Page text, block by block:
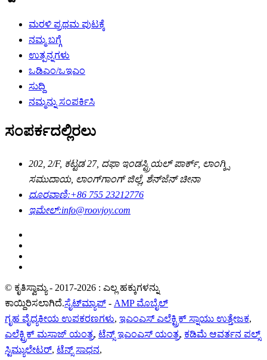
ಮರಳಿ ಪ್ರಥಮ ಪುಟಕ್ಕೆ
ನಮ್ಮ ಬಗ್ಗೆ
ಉತ್ಪನ್ನಗಳು
ಒಡಿಎಂ/ಒಇಎಂ
ಸುದ್ದಿ
ನಮ್ಮನ್ನು ಸಂಪರ್ಕಿಸಿ
ಸಂಪರ್ಕದಲ್ಲಿರಲು
202, 2/F, ಕಟ್ಟಡ 27, ದಫಾ ಇಂಡಸ್ಟ್ರಿಯಲ್ ಪಾರ್ಕ್, ಲಾಂಗ್ಕ್ಸಿ
ಸಮುದಾಯ, ಲಾಂಗ್‌ಗಾಂಗ್ ಜಿಲ್ಲೆ, ಶೆನ್‌ಜೆನ್ ಚೀನಾ
ದೂರವಾಣಿ:+86 755 23212776
ಇಮೇಲ್:info@roovjoy.com
© ಕೃತಿಸ್ವಾಮ್ಯ - 2017-2026 : ಎಲ್ಲ ಹಕ್ಕುಗಳನ್ನು
ಕಾಯ್ದಿರಿಸಲಾಗಿದೆ.ಸೈಟ್‌ಮ್ಯಾಪ್ - AMP ಮೊಬೈಲ್
ಗೃಹ ವೈದ್ಯಕೀಯ ಉಪಕರಣಗಳು, ಇಎಂಎಸ್ ಎಲೆಕ್ಟ್ರಿಕ್ ಸ್ನಾಯು ಉತ್ತೇಜಕ,
ಎಲೆಕ್ಟ್ರಿಕ್ ಮಸಾಜ್ ಯಂತ್ರ, ಟೆನ್ಸ್ ಇಎಂಎಸ್ ಯಂತ್ರ, ಕಡಿಮೆ ಆವರ್ತನ ಪಲ್ಸ್
ಸ್ಟಿಮ್ಯುಲೇಟರ್, ಟೆನ್ಸ್ ಸಾಧನ,